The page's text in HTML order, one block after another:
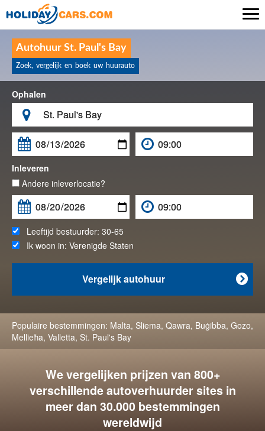
Autohuur St. Paul's Bay
Zoek, vergelijk en boek uw huurauto
Ophalen


Inleveren
Andere inleverlocatie?
Leeftijd bestuurder: 30-65
Ik woon in: Verenigde Staten

Vergelijk autohuur
Populaire bestemmingen: Malta, Sliema, Qawra, Buġibba, Gozo,
Mellieħa, Valletta, St. Paul's Bay
We vergelijken prijzen van 800+
verschillende autoverhuurder sites in
meer dan 30.000 bestemmingen
wereldwijd